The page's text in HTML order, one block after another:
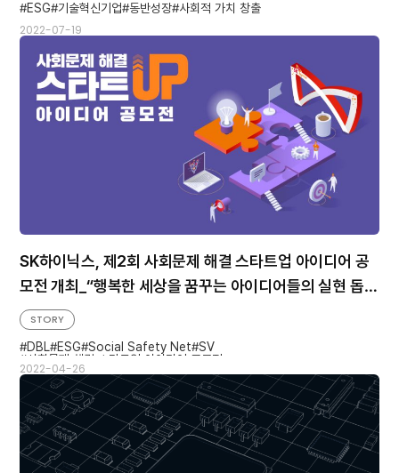
2022-07-19
ESG 기술혁신기업 동반성장 사회적 가치 창출
SK하이닉스, 제2회 사회문제 해결 스타트업 아이디어 공
모전 개최_“행복한 세상을 꿈꾸는 아이디어들의 실현 돕겠
다”
2022-04-26
STORY
DBL ESG Social Safety Net SV
사회문제 해결 스타트업 아이디어 공모전